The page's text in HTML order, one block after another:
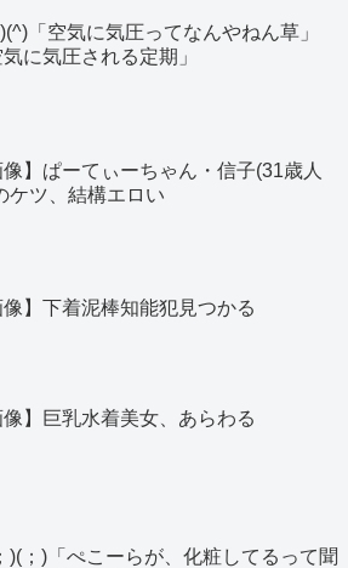
「空気に気圧ってなんやねん草」
気に気圧される定期」
像】ぱーてぃーちゃん・信子(31歳人
ケツ、結構エロい
像】下着泥棒知能犯見つかる
像】巨乳水着美女、あらわる
)(；)「ぺこーらが、化粧してるって聞